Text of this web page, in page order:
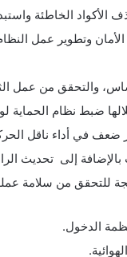
الخاطئة
وتطوير عمل
والتحقق من عمل
ضبط نظام الحماية
ضعف في أداء ناقل
إلى تحديث
للتحقق من سلامة
الدخول.